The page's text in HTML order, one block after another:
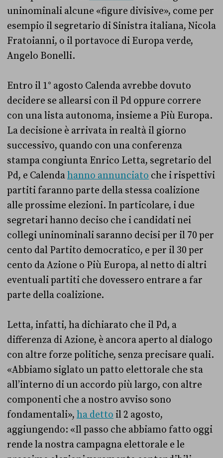
uninominali alcune «figure divisive», come per
esempio il segretario di Sinistra italiana, Nicola
Fratoianni, o il portavoce di Europa verde,
Angelo Bonelli.
Entro il 1° agosto Calenda avrebbe dovuto
decidere se allearsi con il Pd oppure correre
con una lista autonoma, insieme a Più Europa.
La decisione è arrivata in realtà il giorno
successivo, quando con una conferenza
stampa congiunta Enrico Letta, segretario del
Pd, e Calendahanno annunciato che i rispettivi
partiti faranno parte della stessa coalizione
alle prossime elezioni. In particolare, i due
segretari hanno deciso che i candidati nei
collegi uninominali saranno decisi per il 70 per
cento dal Partito democratico, e per il 30 per
cento da Azione o Più Europa, al netto di altri
eventuali partiti che dovessero entrare a far
parte della coalizione.
Letta, infatti, ha dichiarato che il Pd, a
differenza di Azione, è ancora aperto al dialogo
con altre forze politiche, senza precisare quali.
«Abbiamo siglato un patto elettorale che sta
all’interno di un accordo più largo, con altre
componenti che a nostro avviso sono
fondamentali», ha detto il 2 agosto,
aggiungendo: «Il passo che abbiamo fatto oggi
rende la nostra campagna elettorale e le